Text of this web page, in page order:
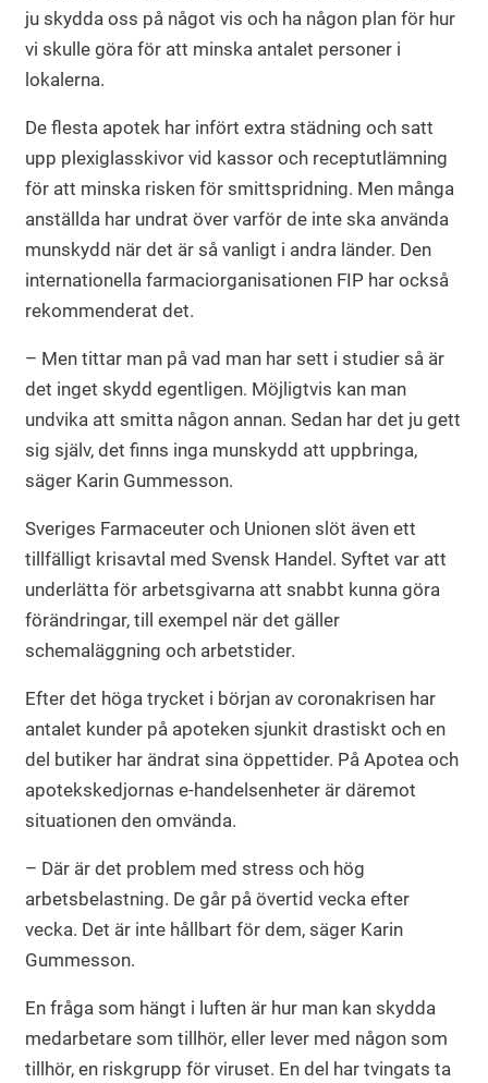
ju skydda oss på något vis och ha någon plan för hur
vi skulle göra för att minska antalet personer i
lokalerna.
De flesta apotek har infört extra städning och satt
upp plexiglasskivor vid kassor och receptutlämning
för att minska risken för smittspridning. Men många
anställda har undrat över varför de inte ska använda
munskydd när det är så vanligt i andra länder. Den
internationella farmaciorganisationen FIP har också
rekommenderat det.
– Men tittar man på vad man har sett i studier så är
det inget skydd egentligen. Möjligtvis kan man
undvika att smitta någon annan. Sedan har det ju gett
sig själv, det finns inga munskydd att uppbringa,
säger Karin Gummesson.
Sveriges Farmaceuter och Unionen slöt även ett
tillfälligt krisavtal med Svensk Handel. Syftet var att
underlätta för arbetsgivarna att snabbt kunna göra
förändringar, till exempel när det gäller
schemaläggning och arbetstider.
Efter det höga trycket i början av coronakrisen har
antalet kunder på apoteken sjunkit drastiskt och en
del butiker har ändrat sina öppettider. På Apotea och
apotekskedjornas e-handelsenheter är däremot
situationen den omvända.
– Där är det problem med stress och hög
arbetsbelastning. De går på övertid vecka efter
vecka. Det är inte hållbart för dem, säger Karin
Gummesson.
En fråga som hängt i luften är hur man kan skydda
medarbetare som tillhör, eller lever med någon som
tillhör, en riskgrupp för viruset. En del har tvingats ta